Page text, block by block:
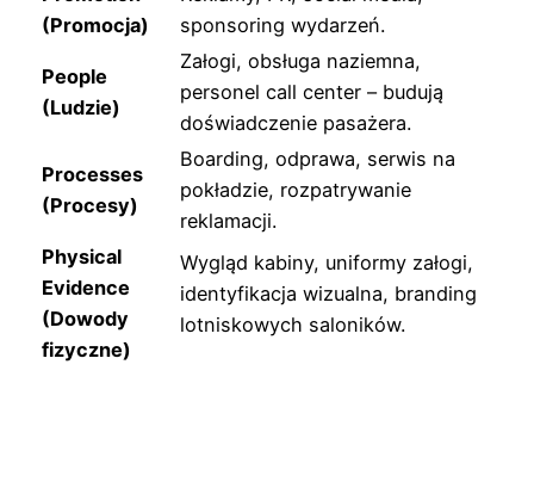
(Promocja)
sponsoring wydarzeń.
People
(Ludzie)
Załogi, obsługa naziemna,
personel call center – budują
doświadczenie pasażera.
Processes
(Procesy)
Boarding, odprawa, serwis na
pokładzie, rozpatrywanie
reklamacji.
Physical
Evidence
(Dowody
fizyczne)
Wygląd kabiny, uniformy załogi,
identyfikacja wizualna, branding
lotniskowych saloników.